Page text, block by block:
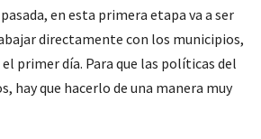
en esta primera etapa va a ser
directamente con los municipios,
primer día. Para que las políticas del
que hacerlo de una manera muy